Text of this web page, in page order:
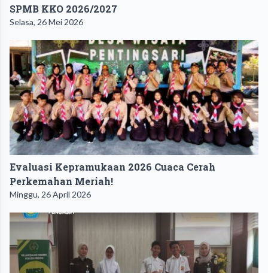
SPMB KKO 2026/2027
Selasa, 26 Mei 2026
Evaluasi Kepramukaan 2026 Cuaca Cerah
Perkemahan Meriah!
Minggu, 26 April 2026